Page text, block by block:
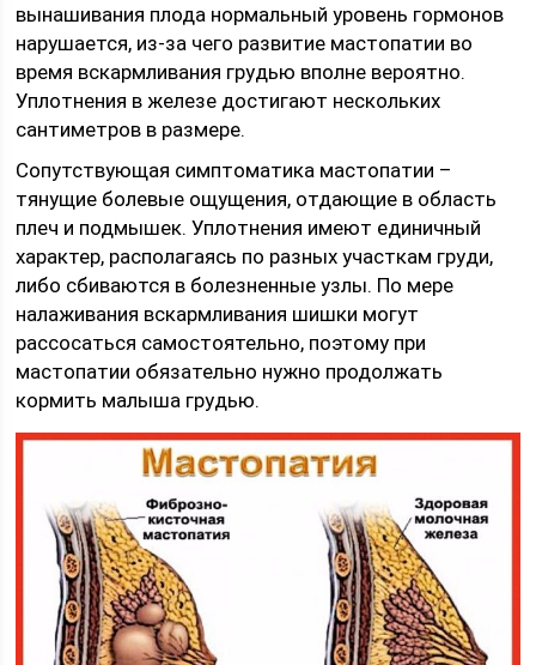
вынашивания плода нормальный уровень гормонов
нарушается, из-за чего развитие мастопатии во
время вскармливания грудью вполне вероятно.
Уплотнения в железе достигают нескольких
сантиметров в размере.
Сопутствующая симптоматика мастопатии –
тянущие болевые ощущения, отдающие в область
плеч и подмышек. Уплотнения имеют единичный
характер, располагаясь по разных участкам груди,
либо сбиваются в болезненные узлы. По мере
налаживания вскармливания шишки могут
рассосаться самостоятельно, поэтому при
мастопатии обязательно нужно продолжать
кормить малыша грудью.